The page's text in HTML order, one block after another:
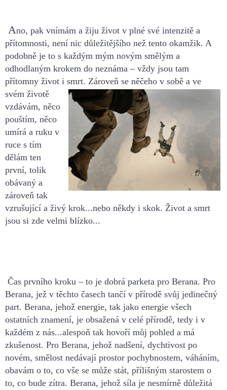
Ano, pak vnímám a žiju život v plné své intenzitě a
přítomnosti, není nic důležitějšího než tento okamžik. A
podobně je to s každým mým novým smělým a
odhodlaným krokem do neznáma – vždy jsou tam
přítomny život i smrt. Zároveň se něčeho v sobě a ve
svém životě
vzdávám, něco
pouštím, něco
umírá a ruku v
ruce s tím
dělám ten
první, tolik
obávaný a
zároveň tak
vzrušující a živý krok...nebo někdy i skok. Život a smrt
jsou si zde velmi blízko...
Čas prvního kroku – to je dobrá parketa pro Berana. Pro
Berana, jež v těchto časech tančí v přírodě svůj jedinečný
part. Berana, jehož energie, tak jako energie všech
ostatních znamení, je obsažená v celé přírodě, tedy i v
každém z nás...alespoň tak hovoří můj pohled a má
zkušenost. Pro Berana, jehož nadšení, dychtivost po
novém, smělost nedávají prostor pochybnostem, váháním,
obavám o to, co vše se může stát, přílišným starostem o
to, co bude zítra. Berana, jehož síla je nesmírně důležitá